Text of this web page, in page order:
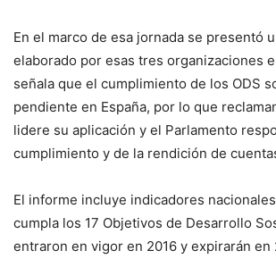
En el marco de esa jornada se presentó
elaborado por esas tres organizaciones
señala que el cumplimiento de los ODS
pendiente en España, por lo que
lidere su aplicación y el Parlamento
cumplimiento y de la rendición de
El informe incluye indicadores
cumpla los 17 Objetivos de Desarrollo
entraron en vigor en 2016 y expirarán en